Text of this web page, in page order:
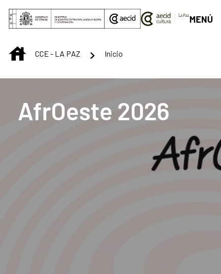
Saltar al contenido principal
MENÚ
INICIOCCE - LA PAZ Inicio
AfrOeste 2026